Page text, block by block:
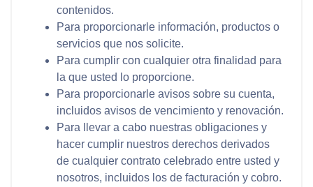
contenidos.
Para proporcionarle información, productos o
servicios que nos solicite.
Para cumplir con cualquier otra finalidad para
la que usted lo proporcione.
Para proporcionarle avisos sobre su cuenta,
incluidos avisos de vencimiento y renovación.
Para llevar a cabo nuestras obligaciones y
hacer cumplir nuestros derechos derivados
de cualquier contrato celebrado entre usted y
nosotros, incluidos los de facturación y cobro.